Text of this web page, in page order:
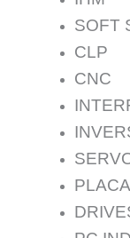
SOFT
CLP
CNC